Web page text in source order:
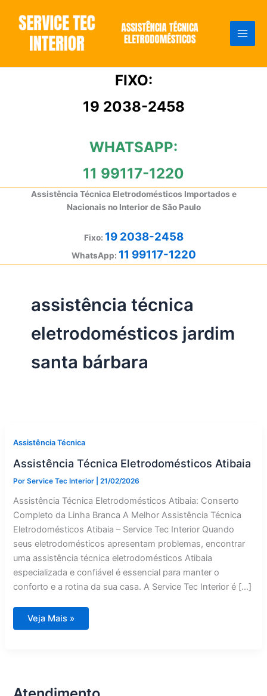
conteúdo
FIXO:
19 2038-2458
WHATSAPP:
11 99117-1220
Assistência Técnica Eletrodomésticos Importados e
Nacionais no Interior de São Paulo
Fixo: 19 2038-2458
WhatsApp: 11 99117-1220
assistência técnica
eletrodomésticos jardim
santa bárbara
Assistência Técnica
Assistência Técnica Eletrodomésticos Atibaia
PorService Tec Interior |21/02/2026
Assistência Técnica Eletrodomésticos Atibaia: Conserto
Completo da Linha Branca A Melhor Assistência Técnica
Eletrodomésticos Atibaia – Service Tec Interior Quando
seus eletrodomésticos apresentam problemas, encontrar
uma assistência técnica eletrodomésticos Atibaia
especializada e confiável é essencial para manter o
conforto e a rotina da sua casa. A Service Tec Interior é […]
Assistência
Técnica
Veja Mais »